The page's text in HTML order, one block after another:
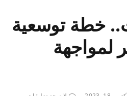
خطة توسعية
لمواجهة